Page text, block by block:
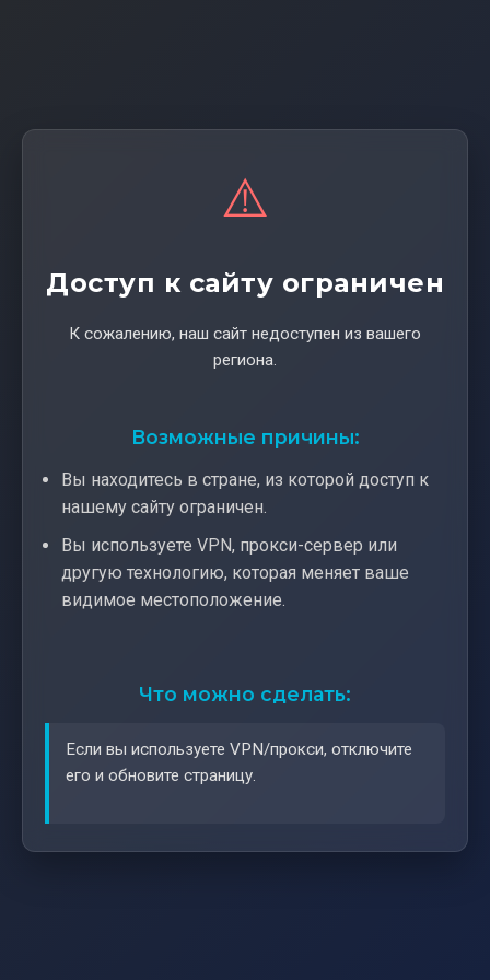
⚠️
Доступ к сайту ограничен
К сожалению, наш сайт недоступен из вашего
региона.
Возможные причины:
Вы находитесь в стране, из которой доступ к
нашему сайту ограничен.
Вы используете VPN, прокси-сервер или
другую технологию, которая меняет ваше
видимое местоположение.
Что можно сделать:
Если вы используете VPN/прокси, отключите
его и обновите страницу.